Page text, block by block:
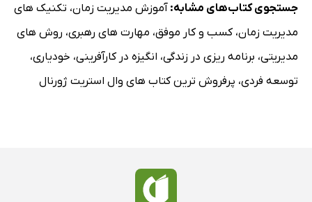
جستجوی کتاب‌های مشابه: آموزش مدیریت زمان، تکنیک های
مدیریت زمان،کسب و کار موفق، مهارت های رهبری، روش های
مدیریتی، برنامه ریزی در زندگی، انگیزه در کارآفرینی، خودیاری،
توسعه فردی، پرفروش ترین کتاب های وال استریت ژورنال